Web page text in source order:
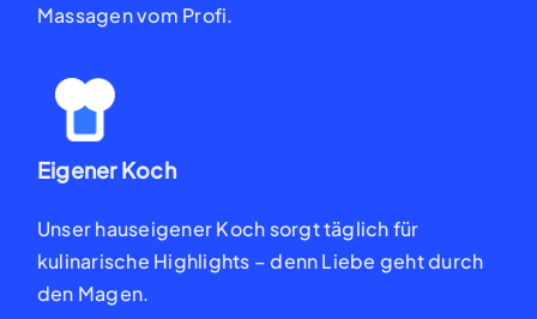
Massagen vom Profi.
Eigener Koch
Unser hauseigener Kochsorgt täglich für
kulinarischeHighlights – denn Liebe gehtdurch
den Magen.